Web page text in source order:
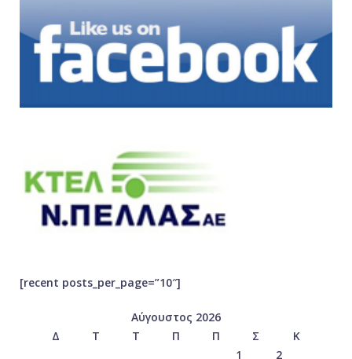
[recent posts_per_page=”10″]
Αύγουστος 2026
Δ
Τ Τ Π Π Σ
Κ
1
2